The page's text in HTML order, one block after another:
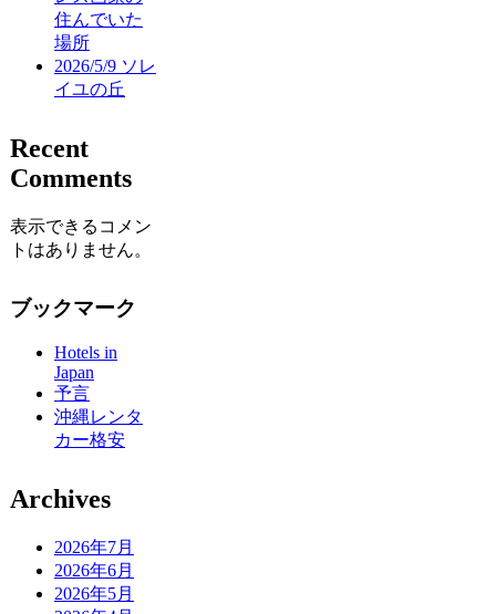
住んでいた
場所
2026/5/9 ソレ
イユの丘
Recent
Comments
表示できるコメン
トはありません。
ブックマーク
Hotels in
Japan
予言
沖縄レンタ
カー格安
Archives
2026年7月
2026年6月
2026年5月